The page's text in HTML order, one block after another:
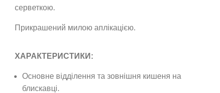
серветкою.
Прикрашений милою аплікацією.
ХАРАКТЕРИСТИКИ:
Основне відділення та зовнішня кишеня на
блискавці.